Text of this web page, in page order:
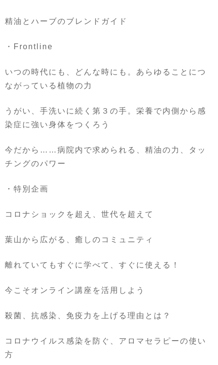
精油とハーブのブレンドガイド
・ Frontline
いつの時代にも、どんな時にも。あらゆることにつ
ながっている植物の力
うがい、手洗いに続く第３の手。栄養で内側から感
染症に強い身体をつくろう
今だから …… 病院内で求められる、精油の力、タッ
チングのパワー
・特別企画
コロナショックを超え、世代を超えて
葉山から広がる、癒しのコミュニティ
離れていてもすぐに学べて、すぐに使える！
今こそオンライン講座を活用しよう
殺菌、抗感染、免疫力を上げる理由とは？
コロナウイルス感染を防ぐ、アロマセラピーの使い
方